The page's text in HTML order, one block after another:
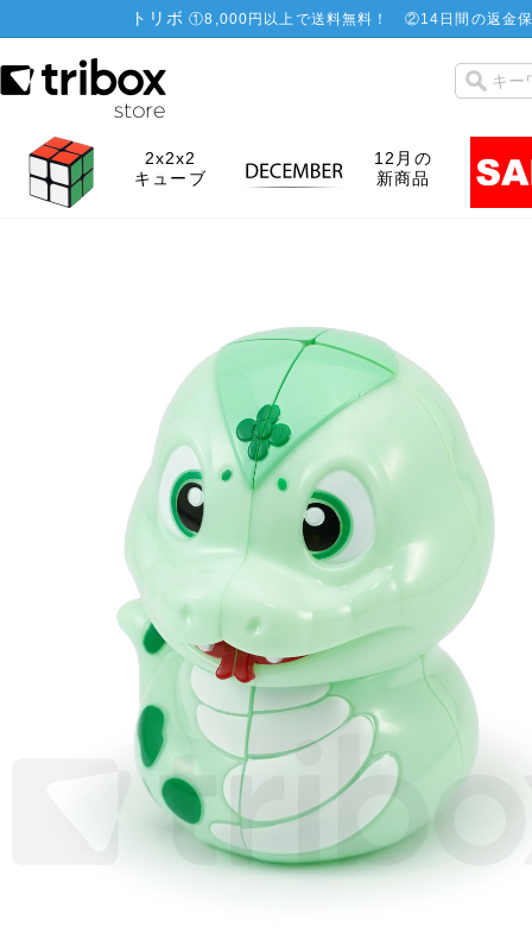
トリボ ①8,000円以上で送料無料！ ②14日間の返金
2x2x2
キューブ
12月の
新商品